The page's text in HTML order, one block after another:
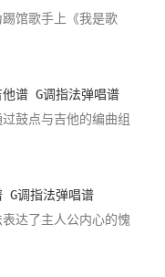
馆歌手上《我是歌
谱 G调指法弹唱谱
鼓点与吉他的编曲组
G调指法弹唱谱
达了主人公内心的愧